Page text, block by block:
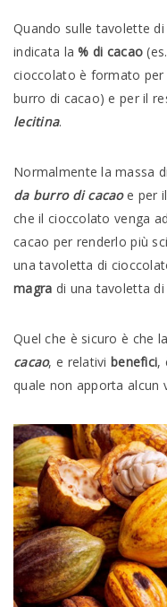
Quando sulle tavolette
indicata la% di cacao
cioccolato è formato per
burro di cacao) e per il
lecitina.
Normalmente la massa
da burro di cacaoe per il
che il cioccolato venga
cacao per renderlo più
una tavoletta di
magra di una tavoletta
Quel che è sicuro è che
cacao, e relativi benefici,
quale non apporta alcun